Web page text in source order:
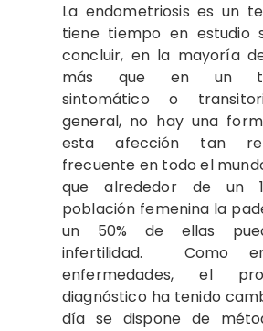
La endometriosis es un
tiene tiempo en estudio
concluir, en la mayoría
más que en un
sintomático o
general, no hay una
esta afección tan
frecuente en todo el
que alrededor de un
población femenina la
un 50% de ellas
infertilidad. Como
enfermedades, el
diagnóstico ha tenido
día se dispone de